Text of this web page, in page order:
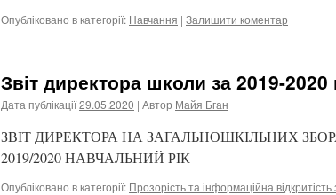
Опубліковано в категорії: Навчання | Залишити коментар
Звіт директора школи за 2019-2020
Дата публікації29.05.2020 | Автор Майя Бган
ЗВІТ ДИРЕКТОРА НА ЗАГАЛЬНОШКІЛЬНИХ
2019/2020 НАВЧАЛЬНИЙ РІК
Опубліковано в категорії: Прозорість та інформаційна відкритість